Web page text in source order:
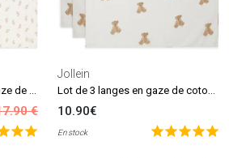
€
Jollein
10.90€
En stock